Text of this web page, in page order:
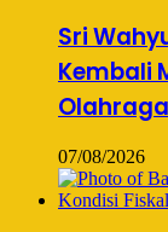
Sri
Kembali
07/08/2026